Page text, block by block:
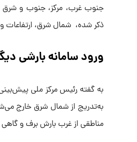
ذکر شده، شمال شرق، ارتفاعات و
ورود سامانه بارشی
به گفته رئیس مرکز ملی
به‌تدریج از شمال شرق خارج
مناطقی از غرب بارش برف و